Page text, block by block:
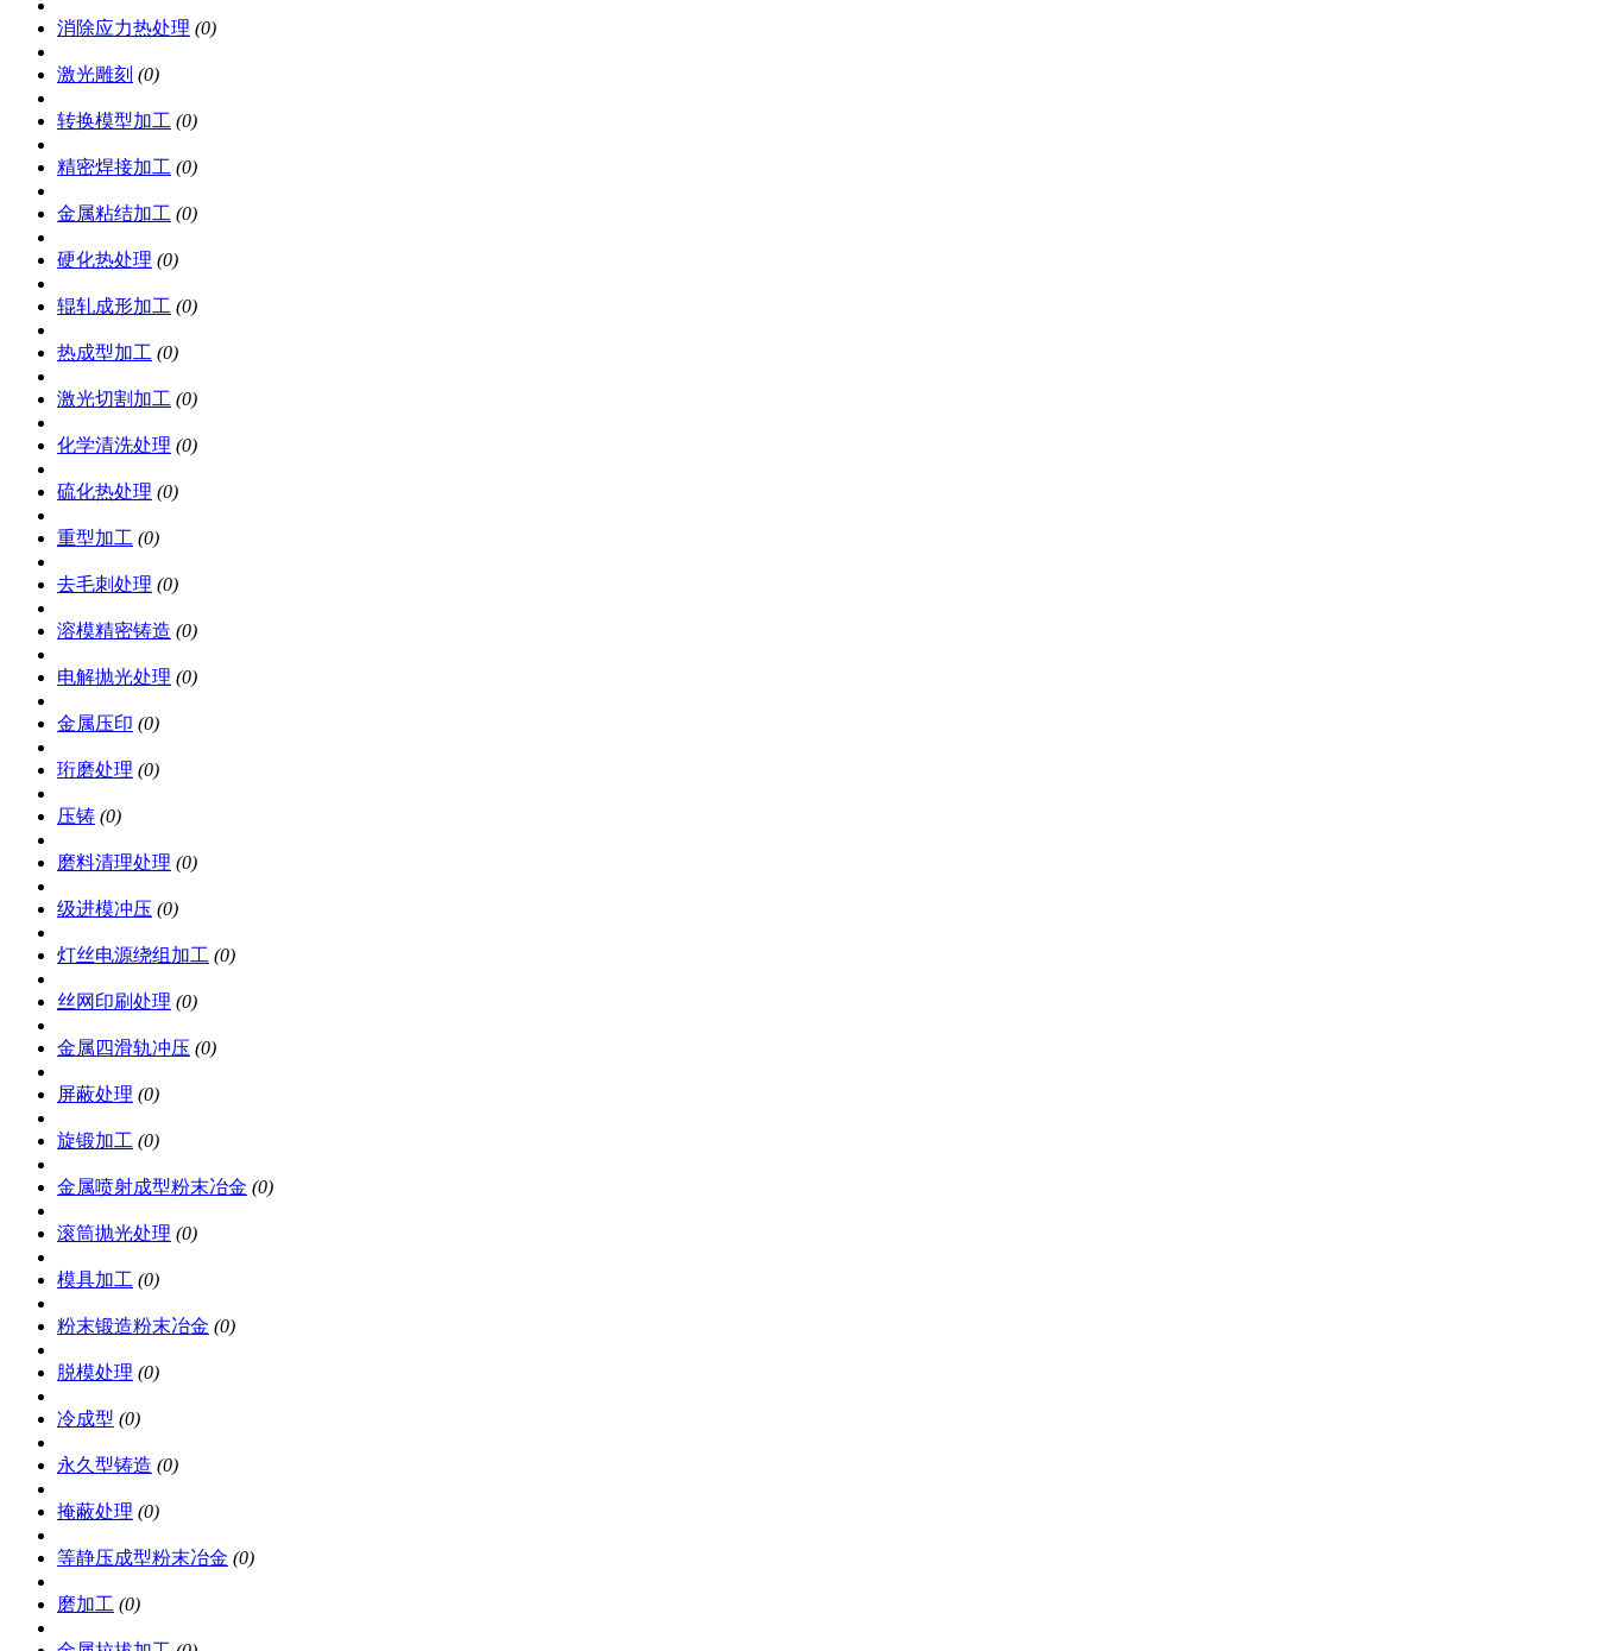
消除应力热处理 (0)
激光雕刻 (0)
转换模型加工 (0)
精密焊接加工 (0)
金属粘结加工 (0)
硬化热处理 (0)
辊轧成形加工 (0)
热成型加工 (0)
激光切割加工 (0)
化学清洗处理 (0)
硫化热处理 (0)
重型加工 (0)
去毛刺处理 (0)
溶模精密铸造 (0)
电解抛光处理 (0)
金属压印 (0)
珩磨处理 (0)
压铸 (0)
磨料清理处理 (0)
级进模冲压 (0)
灯丝电源绕组加工 (0)
丝网印刷处理 (0)
金属四滑轨冲压 (0)
屏蔽处理 (0)
旋锻加工 (0)
金属喷射成型粉末冶金 (0)
滚筒抛光处理 (0)
模具加工 (0)
粉末锻造粉末冶金 (0)
脱模处理 (0)
冷成型 (0)
永久型铸造 (0)
掩蔽处理 (0)
等静压成型粉末冶金 (0)
磨加工 (0)